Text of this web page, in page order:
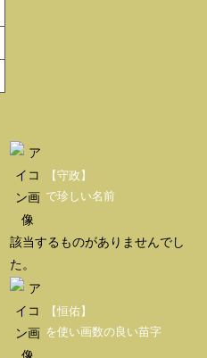
【守政】
で珍しい名前
該当するものがありませんでし
た。
【恒佑】
を使い画数の良い苗字